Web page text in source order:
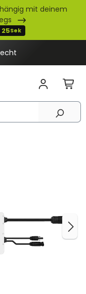
mit deinem
24Sek